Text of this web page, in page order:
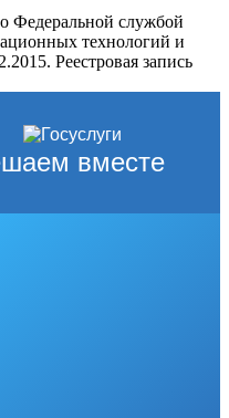
Федеральной службой
технологий и
Реестровая запись
вместе